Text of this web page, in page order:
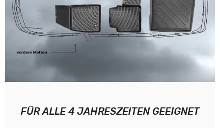
FÜR ALLE 4 JAHRESZEITEN GEEIGNET